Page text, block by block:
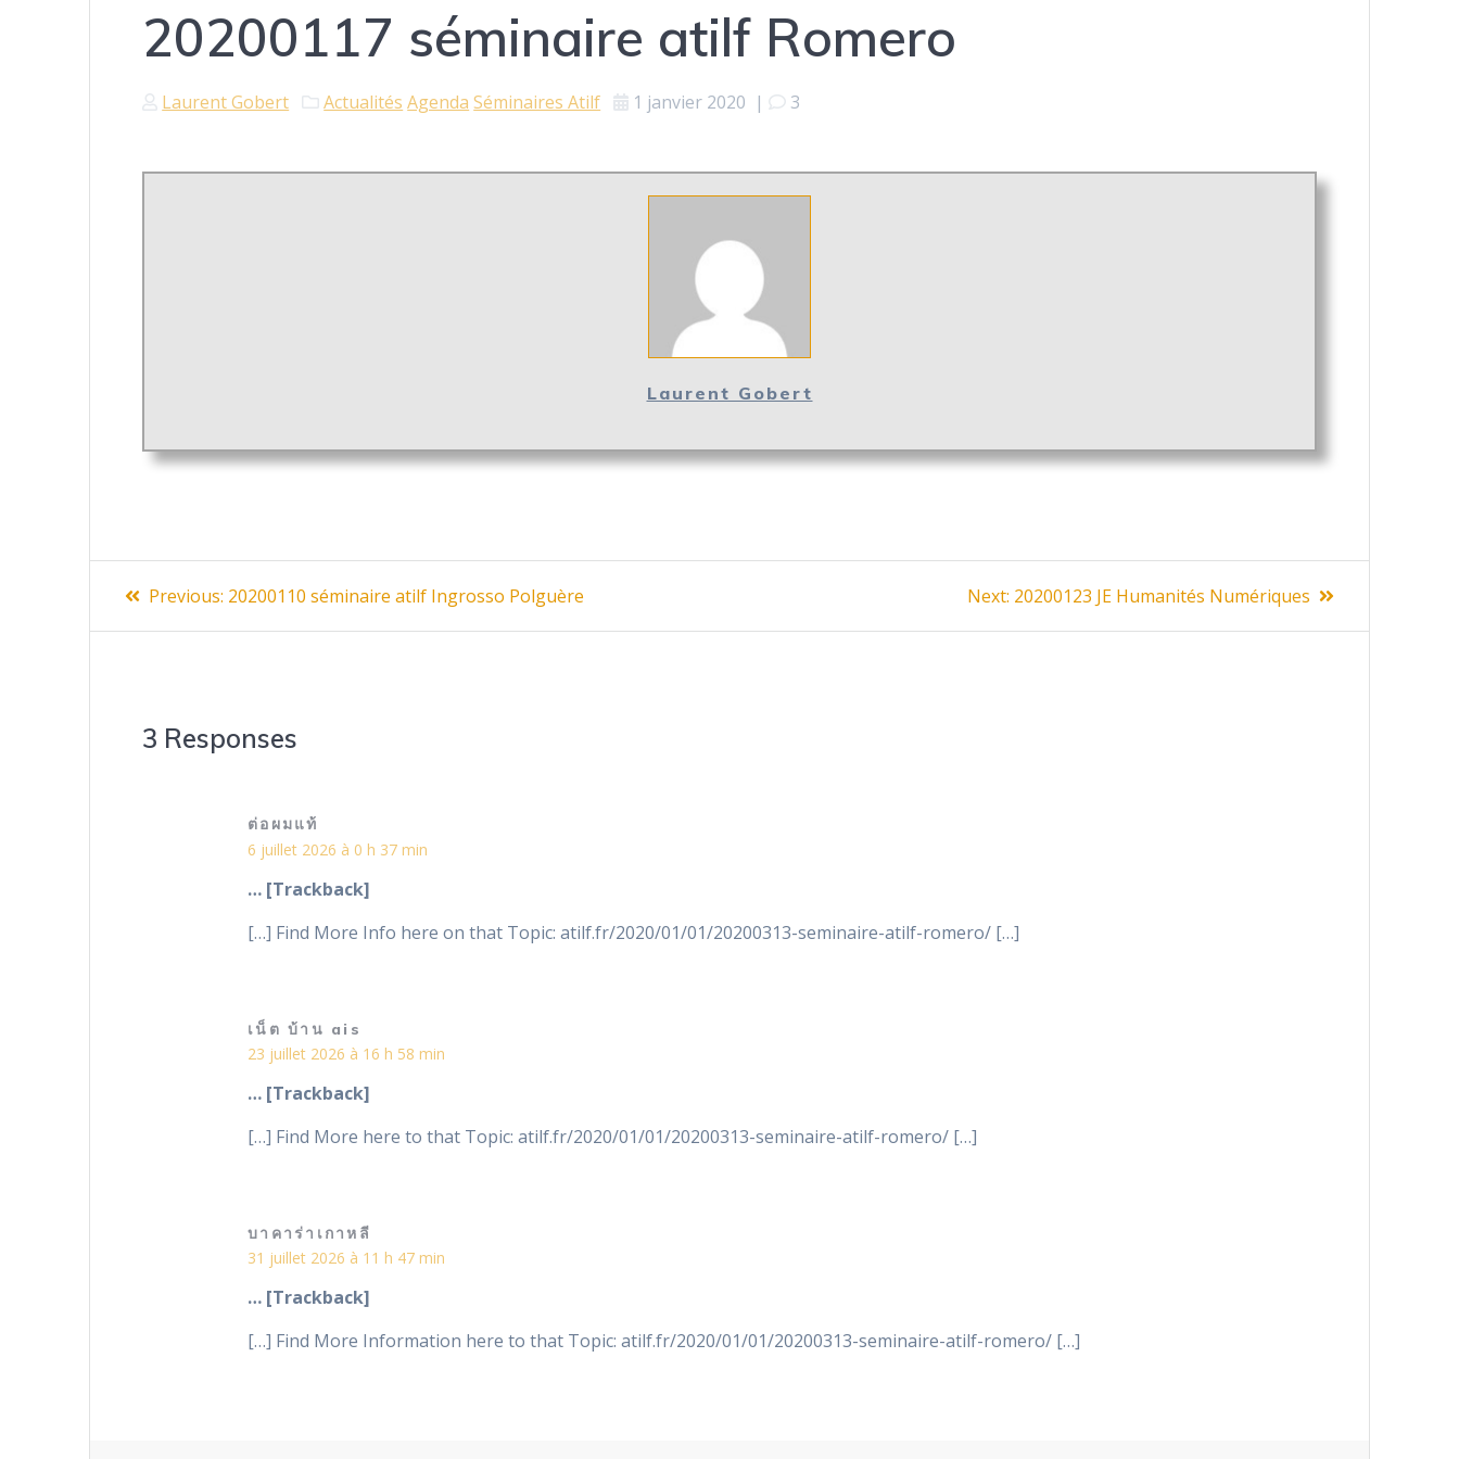
20200117 séminaire atilf Romero
Laurent Gobert Actualités Agenda Séminaires Atilf 1 janvier 2020 | 3
Laurent Gobert
Navigation
de
Previous: Previous
20200110 séminaire atilf Ingrosso Polguère Next: Next
20200123 JE Humanités Numériques
3 Responses
ต่อผมแท้
6 juillet 2026 à 0 h 37 min
… [Trackback]
[…] Find More Info here on that Topic: atilf.fr/2020/01/01/20200313-seminaire-atilf-romero/ […]
เน็ต บ้าน ais
23 juillet 2026 à 16 h 58 min
… [Trackback]
[…] Find More here to that Topic: atilf.fr/2020/01/01/20200313-seminaire-atilf-romero/ […]
บาคาร่าเกาหลี
31 juillet 2026 à 11 h 47 min
… [Trackback]
[…] Find More Information here to that Topic: atilf.fr/2020/01/01/20200313-seminaire-atilf-romero/ […]